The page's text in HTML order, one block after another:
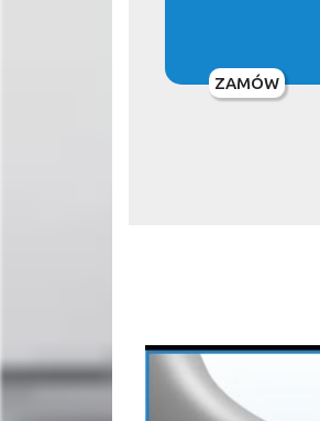
ZAMÓW